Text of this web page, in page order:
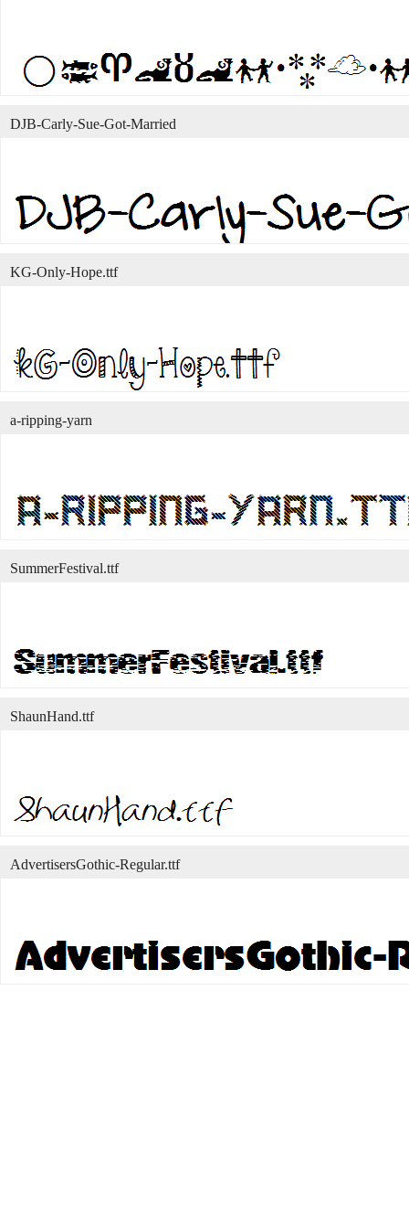
DJB-Carly-Sue-Got-Married
KG-Only-Hope.ttf
a-ripping-yarn
SummerFestival.ttf
ShaunHand.ttf
AdvertisersGothic-Regular.ttf